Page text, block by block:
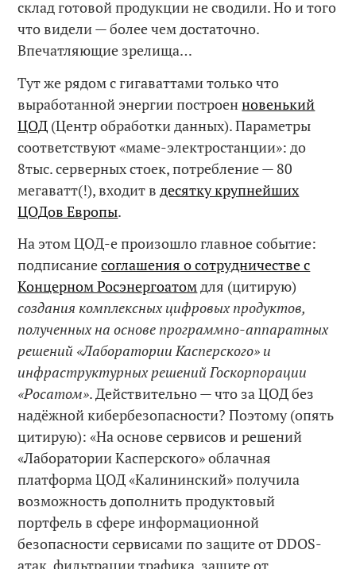
склад готовой продукции не сводили. Но и того
что видели — более чем достаточно.
Впечатляющие зрелища…
Тут же рядом с гигаваттами только что
выработанной энергии построенновенький
ЦОД (Центр обработки данных). Параметры
соответствуют «маме-электростанции»: до
8тыс. серверных стоек, потребление — 80
мегаватт(!), входит в десятку крупнейших
ЦОДов Европы.
На этом ЦОД-е произошло главное событие:
подписаниесоглашения о сотрудничестве с
Концерном Росэнергоатомдля (цитирую)
создания комплексных цифровых продуктов,
полученных на основе программно-аппаратных
решений «Лаборатории Касперского» и
инфраструктурных решений Госкорпорации
«Росатом». Действительно — что за ЦОД без
надёжной кибербезопасности? Поэтому (опять
цитирую): «На основе сервисов и решений
«Лаборатории Касперского» облачная
платформа ЦОД «Калининский» получила
возможность дополнить продуктовый
портфель в сфере информационной
безопасности сервисами по защите от DDOS-